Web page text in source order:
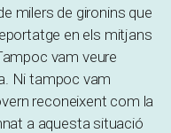
milers de gironins que
en els mitjans
vam veure
Ni tampoc vam
reconeixent com la
a aquesta situació